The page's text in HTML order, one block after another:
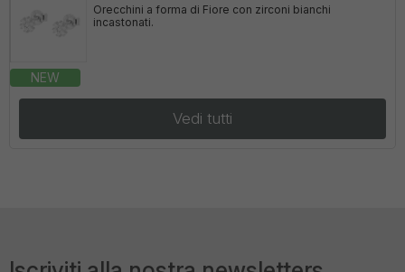
NEW
Orecchini a forma di Fiore con zirconi bianchi
incastonati.
Vedi tutti